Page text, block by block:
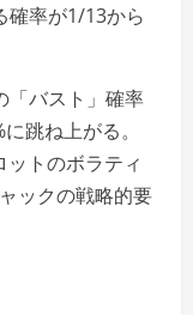
確率が1/13から
「バスト」確率
跳ね上がる。
トのボラティ
ックの戦略的要